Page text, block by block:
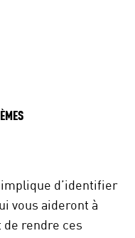
implique d’identifier
vous aideront à
de rendre ces